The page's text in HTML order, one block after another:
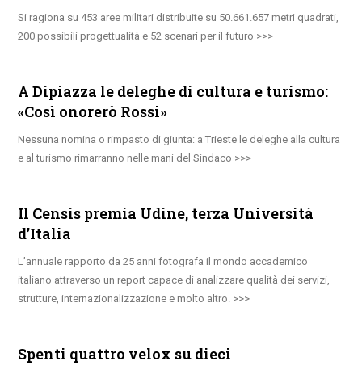
Si ragiona su 453 aree militari distribuite su 50.661.657 metri quadrati,
200 possibili progettualità e 52 scenari per il futuro
A Dipiazza le deleghe di cultura e turismo:
«Così onorerò Rossi»
Nessuna nomina o rimpasto di giunta: a Trieste le deleghe alla cultura
e al turismo rimarranno nelle mani del Sindaco
Il Censis premia Udine, terza Università
d’Italia
L’annuale rapporto da 25 anni fotografa il mondo accademico
italiano attraverso un report capace di analizzare qualità dei servizi,
strutture, internazionalizzazione e molto altro.
Spenti quattro velox su dieci